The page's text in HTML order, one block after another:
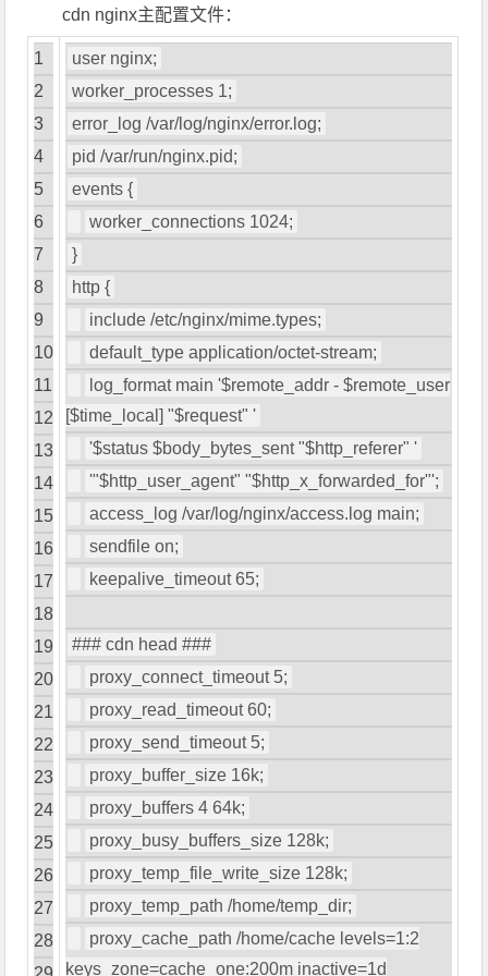
cdn nginx主配置文件：
1
2
3
4
5
6
7
8
9
10
11
12
13
14
15
16
17
18
19
20
21
22
23
24
25
26
27
28
user nginx;
worker_processes 1;
error_log/var/log/nginx/error. log;
pid/var/run/nginx.pid;
events{
worker_connections 1024;
}
http{
include/etc/nginx/mime.types;
default_type application/octet-stream;
log_format main'$remote_addr - $remote_user
[$time_local] "$request" '
'$status $body_bytes_sent "$http_referer" '
'"$http_user_agent" "$http_x_forwarded_for"';
access_log/var/log/nginx/access. log main;
sendfile on;
keepalive_timeout65;
### cdn head ###
proxy_connect_timeout 5;
proxy_read_timeout60;
proxy_send_timeout 5;
proxy_buffer_size 16k;
proxy_buffers4 64k;
proxy_busy_buffers_size 128k;
proxy_temp_file_write_size 128k;
proxy_temp_path/home/temp_dir;
proxy_cache_path/home/cache levels=1:2
keys_zone=cache_one:200m inactive=1d